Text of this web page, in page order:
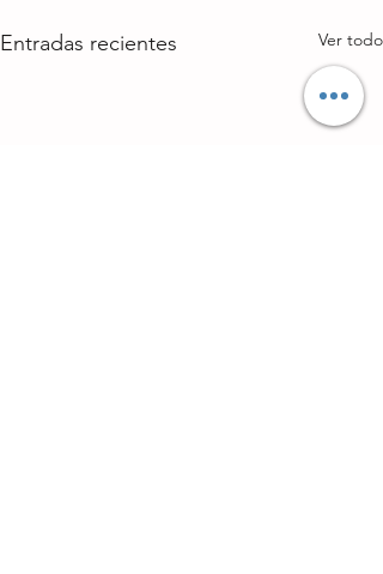
Entradas recientes Ver todo